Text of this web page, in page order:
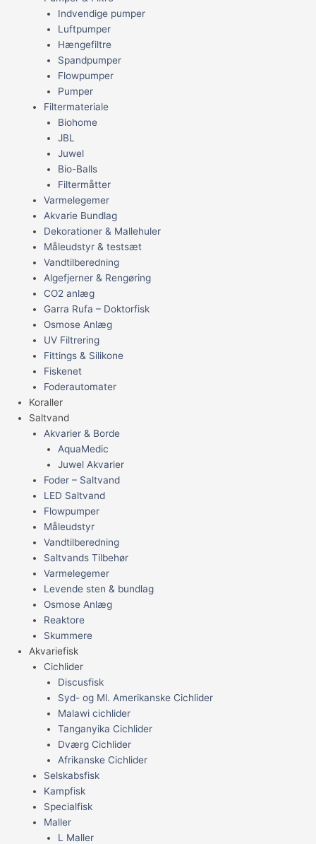
Indvendige pumper
Luftpumper
Hængefiltre
Spandpumper
Flowpumper
Pumper
Filtermateriale
Biohome
JBL
Juwel
Bio-Balls
Filtermåtter
Varmelegemer
Akvarie Bundlag
Dekorationer & Mallehuler
Måleudstyr & testsæt
Vandtilberedning
Algefjerner & Rengøring
CO2 anlæg
Garra Rufa – Doktorfisk
Osmose Anlæg
UV Filtrering
Fittings & Silikone
Fiskenet
Foderautomater
Koraller
Saltvand
Akvarier & Borde
AquaMedic
Juwel Akvarier
Foder – Saltvand
LED Saltvand
Flowpumper
Måleudstyr
Vandtilberedning
Saltvands Tilbehør
Varmelegemer
Levende sten & bundlag
Osmose Anlæg
Reaktore
Skummere
Akvariefisk
Cichlider
Discusfisk
Syd- og Ml. Amerikanske Cichlider
Malawi cichlider
Tanganyika Cichlider
Dværg Cichlider
Afrikanske Cichlider
Selskabsfisk
Kampfisk
Specialfisk
Maller
L Maller